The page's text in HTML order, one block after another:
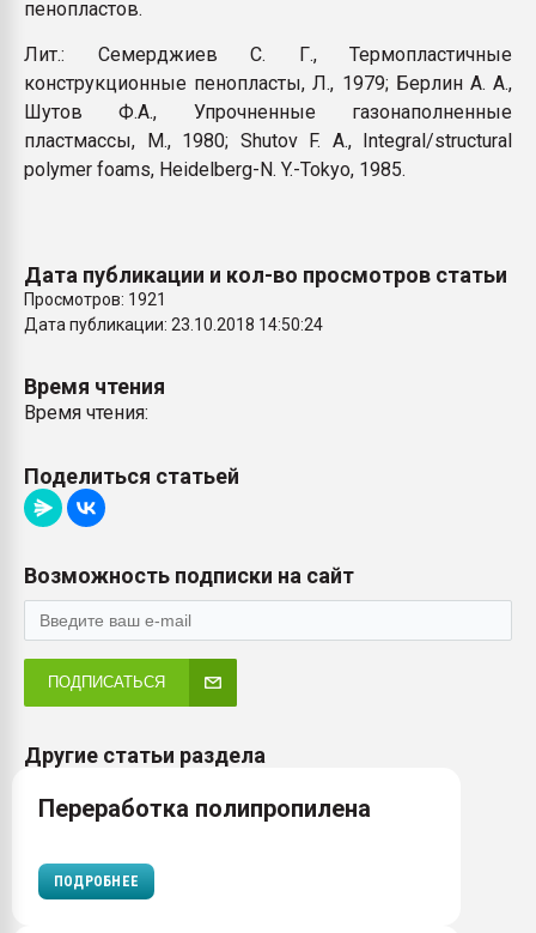
пенопластов.
Лит.: Семерджиев С. Г., Термопластичные
конструкционные пенопласты, Л., 1979; Берлин А. А.,
Шутов Ф.А., Упрочненные газонаполненные
пластмассы, M., 1980; Shutov F. А., Integral/structural
polymer foams, Heidelberg-N. Y.-Tokyo, 1985.
Дата публикации и кол-во просмотров статьи
Просмотров: 1921
Дата публикации: 23.10.2018 14:50:24
Время чтения
Время чтения:
Поделиться статьей
Возможность подписки на сайт
ПОДПИСАТЬСЯ
Другие статьи раздела
Переработка полипропилена
ПОДРОБНЕЕ